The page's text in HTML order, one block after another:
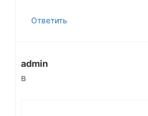
Ответить
admin
в